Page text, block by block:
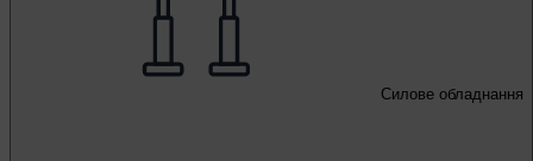
Силове обладнання